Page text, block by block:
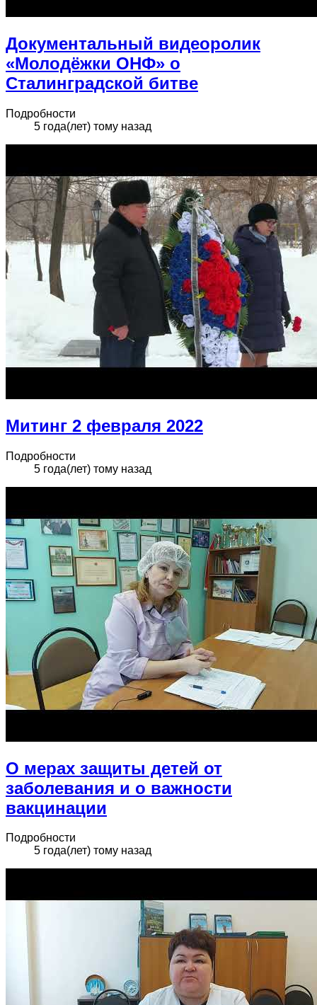
Документальный видеоролик
«Молодёжки ОНФ» о
Сталинградской битве
Подробности
5 года(лет) тому назад
Митинг 2 февраля 2022
Подробности
5 года(лет) тому назад
О мерах защиты детей от
заболевания и о важности
вакцинации
Подробности
5 года(лет) тому назад